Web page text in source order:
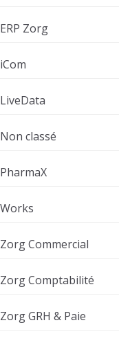
ERP Zorg
iCom
LiveData
Non classé
PharmaX
Works
Zorg Commercial
Zorg Comptabilité
Zorg GRH & Paie